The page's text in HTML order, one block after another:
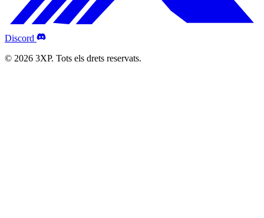
Discord
© 2026 3XP. Tots els drets reservats.